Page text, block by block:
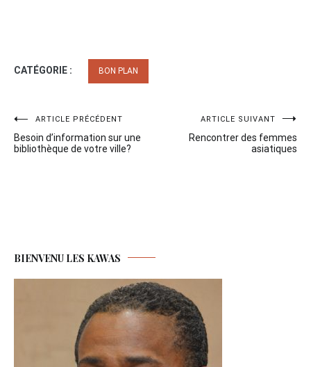
CATÉGORIE : BON PLAN
Navigation
de
ARTICLE PRÉCÉDENT
Besoin d’information sur une
bibliothèque de votre ville?
ARTICLE SUIVANT
Rencontrer des femmes
asiatiques
BIENVENU LES KAWAS